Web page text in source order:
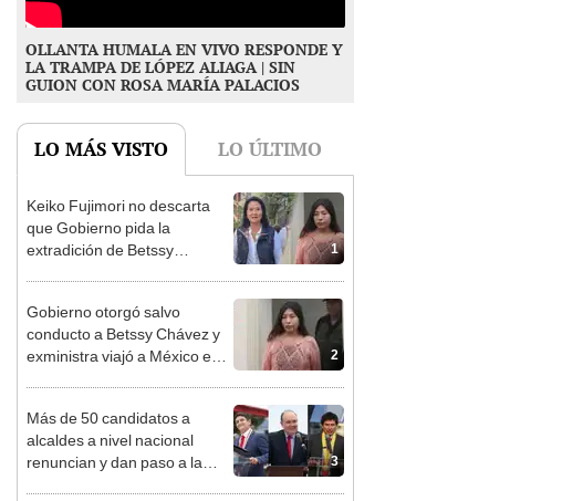
OLLANTA HUMALA EN VIVO RESPONDE Y
LA TRAMPA DE LÓPEZ ALIAGA | SIN
GUION CON ROSA MARÍA PALACIOS
LO MÁS VISTO LO ÚLTIMO
1
Keiko Fujimori no descarta
que Gobierno pida la
extradición de Betssy
2
Gobierno otorgó salvo
conducto a Betssy Chávez y
exministra viajó a México en
3
Más de 50 candidatos a
alcaldes a nivel nacional
renuncian y dan paso a la